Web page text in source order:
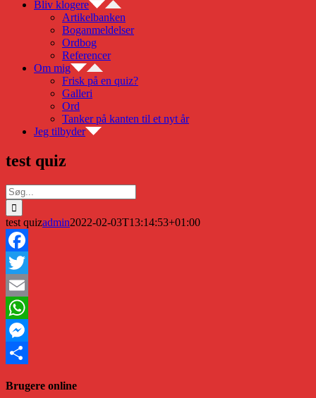
Bliv klogere
Artikelbanken
Boganmeldelser
Ordbog
Referencer
Om mig
Frisk på en quiz?
Galleri
Ord
Tanker på kanten til et nyt år
Jeg tilbyder
test quiz
Søg
efter:
test quizadmin2022-02-03T13:14:53+01:00
Facebook
Twitter
Email
WhatsApp
Messenger
Brugere online